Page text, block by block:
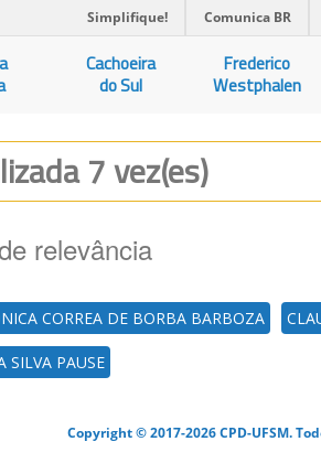
Simplifique! Comunica BR
Cachoeira
do Sul
Frederico
Westphalen
7 vez(es)
relevância
CORREA DE BORBA BARBOZA
SILVA PAUSE
Copyright © 2017-2026 CPD-UFSM.